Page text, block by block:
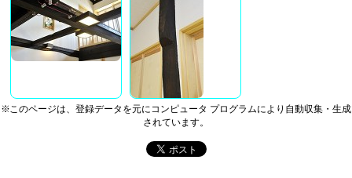
※このページは、登録データを元にコンピュータ プログラムにより自動収集・生成
されています。